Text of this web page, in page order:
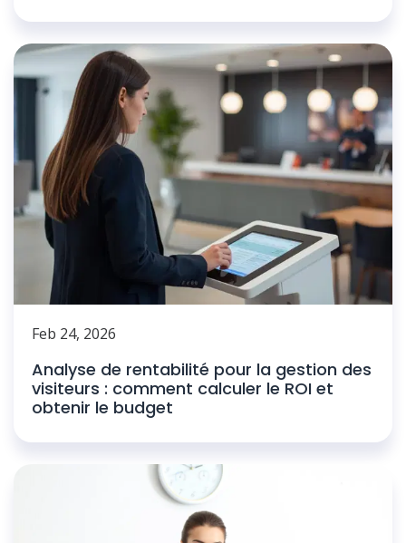
Feb 24, 2026
Analyse de rentabilité pour la gestion des
visiteurs : comment calculer le ROI et
obtenir le budget